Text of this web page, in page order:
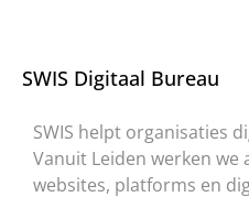
SWIS Digitaal Bureau
SWIS helpt organisaties
Vanuit Leiden werken we
websites, platforms en